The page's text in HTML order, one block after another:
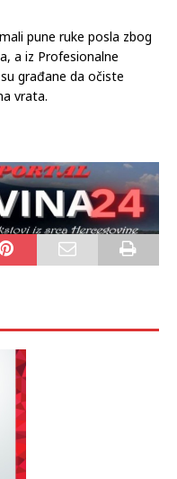
pune ruke posla zbog
a iz Profesionalne
građane da očiste
vrata.